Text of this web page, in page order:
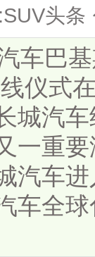
头条
车巴
仪式
城汽
一重
汽车
车全